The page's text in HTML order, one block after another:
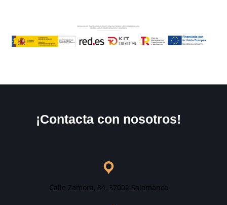
¡Contacta con nosotros!
Calle Zamora, 84, 37002 Salamanca